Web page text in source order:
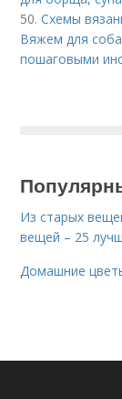
50.Схемы
Вяжем для
пошаговыми
Из старых
вещей – 25
Домашние